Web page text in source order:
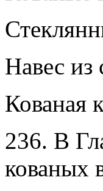
Навес из
Кованая
236. В
кованых